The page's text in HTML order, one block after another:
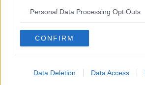
Personal Data Processing Opt Outs
CONFIRM
Data Deletion Data Access
sicurezza pubblica sarebbero rilevanti per
ancora il sindaco - i mezzi di soccorso non
raggiungere tempestivamente le abitazioni
emergenza rischiando di rimanere bloccati
angusta e la mancanza di un’area di
veloce evacuazione dell’area (allagamento,